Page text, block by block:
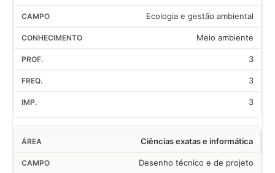
Ecologia e gestão ambiental
Meio ambiente
3
3
3
Ciências exatas e informática
Desenho técnico e de projeto